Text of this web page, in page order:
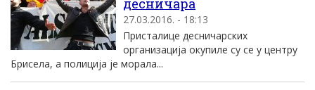
десничара
27.03.2016. - 18:13
Присталице десничарских
организација окупиле су се у центру
Брисела, а полиција је морала...